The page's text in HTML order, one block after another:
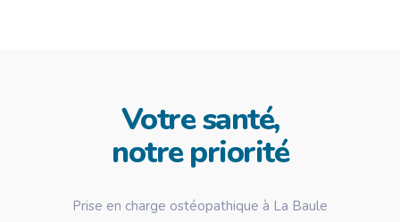
Votre santé,
notre priorité
Prise en charge ostéopathique à La Baule